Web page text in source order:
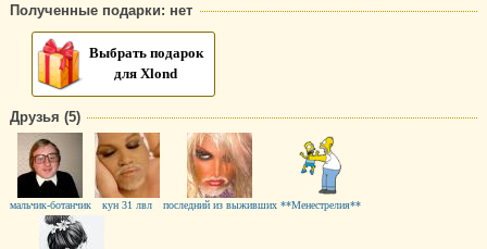
Полученные подарки: нет
Выбрать подарок
для Xlond
Друзья (5)
мальчик-ботанчик кун 31 лвл последний из выживших **Менестрелия**